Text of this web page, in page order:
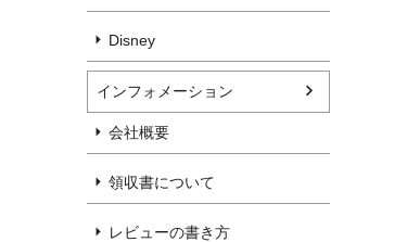
Disney
インフォメーション
会社概要
領収書について
レビューの書き方